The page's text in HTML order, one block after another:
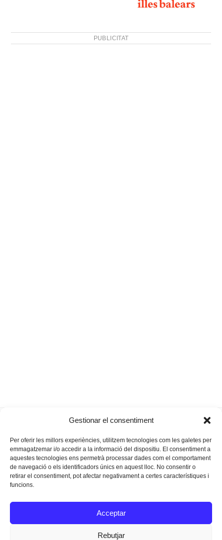
Gestionar el consentiment
Per oferir les millors experiències, utilitzem tecnologies com les galetes per
emmagatzemar i/o accedir a la informació del dispositiu. El consentiment a
aquestes tecnologies ens permetrà processar dades com el comportament
de navegació o els identificadors únics en aquest lloc. No consentir o
retirar el consentiment, pot afectar negativament a certes característiques i
funcions.
Acceptar
Rebutjar
PUBLICITAT
next
Instagram
Facebook
Twitter
Texts Legals